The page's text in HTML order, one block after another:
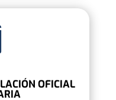
OFICIAL